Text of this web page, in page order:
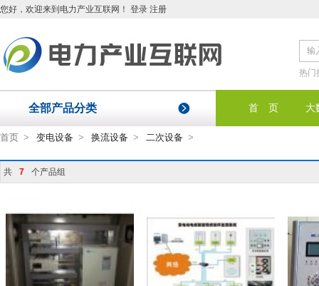
您好 ，欢迎来到电力产业互联网！ 登录 注册
热门
全部产品分类 首 页 大
首页 > 变电设备 > 换流设备 > 二次设备 >
共 7 个产品组